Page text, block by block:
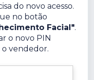
do novo acesso.
no botão
Facial".
o novo PIN
vendedor.